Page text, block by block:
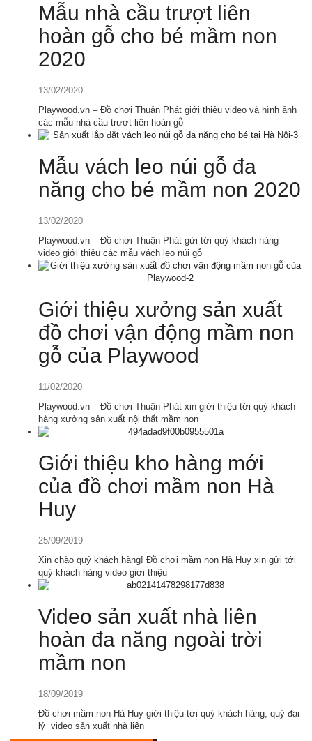
Mẫu nhà cầu trượt liên
hoàn gỗ cho bé mầm non
2020
13/02/2020
Playwood.vn – Đồ chơi Thuận Phát giới thiệu video và hình ảnh
các mẫu nhà cầu trượt liên hoàn gỗ
Mẫu vách leo núi gỗ đa
năng cho bé mầm non 2020
13/02/2020
Playwood.vn – Đồ chơi Thuận Phát gửi tới quý khách hàng
video giới thiệu các mẫu vách leo núi gỗ
Giới thiệu xưởng sản xuất
đồ chơi vận động mầm non
gỗ của Playwood
11/02/2020
Playwood.vn – Đồ chơi Thuận Phát xin giới thiệu tới quý khách
hàng xưởng sản xuất nội thất mầm non
Giới thiệu kho hàng mới
của đồ chơi mầm non Hà
Huy
25/09/2019
Xin chào quý khách hàng! Đồ chơi mầm non Hà Huy xin gửi tới
quý khách hàng video giới thiệu
Video sản xuất nhà liên
hoàn đa năng ngoài trời
mầm non
18/09/2019
Đồ chơi mầm non Hà Huy giới thiệu tới quý khách hàng, quý đại
lý video sản xuất nhà liên